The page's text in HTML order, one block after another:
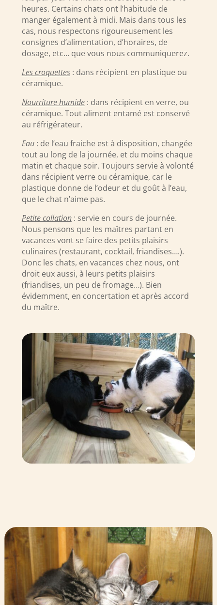
heures. Certains chats ont l’habitude de
manger également à midi. Mais dans tous les
cas, nous respectons rigoureusement les
consignes d’alimentation, d’horaires, de
dosage, etc… que vous nous communiquerez.
Les croquettes: dans récipient en plastique ou
céramique.
Nourriture humide: dans récipient en verre, ou
céramique. Tout aliment entamé est conservé
au réfrigérateur.
Eau: de l’eau fraiche est à disposition, changée
tout au long de la journée, et du moins chaque
matin et chaque soir. Toujours servie à volonté
dans récipient verre ou céramique, car le
plastique donne de l’odeur et du goût à l’eau,
que le chat n’aime pas.
Petite collation: servie en cours de journée.
Nous pensons que les maîtres partant en
vacances vont se faire des petits plaisirs
culinaires (restaurant, cocktail, friandises….).
Donc les chats, en vacances chez nous, ont
droit eux aussi, à leurs petits plaisirs
(friandises, un peu de fromage…). Bien
évidemment, en concertation et après accord
du maître.